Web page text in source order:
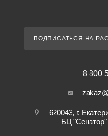
ПОДПИСАТЬСЯ НА
8 800
620043, г.
БЦ